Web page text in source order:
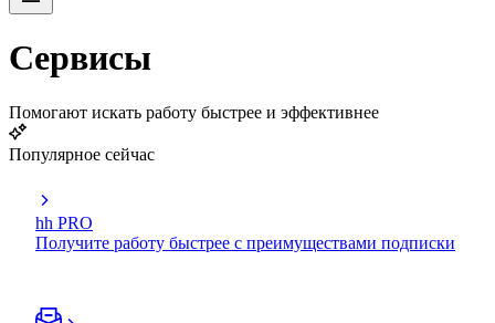
Сервисы
Помогают искать работу быстрее и эффективнее
Популярное сейчас
hh PRO
Получите работу быстрее с преимуществами подписки